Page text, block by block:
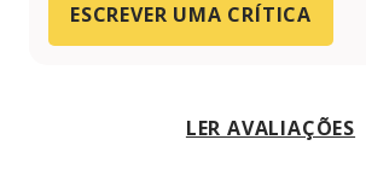
ESCREVER UMA CRÍTICA
LER AVALIAÇÕES